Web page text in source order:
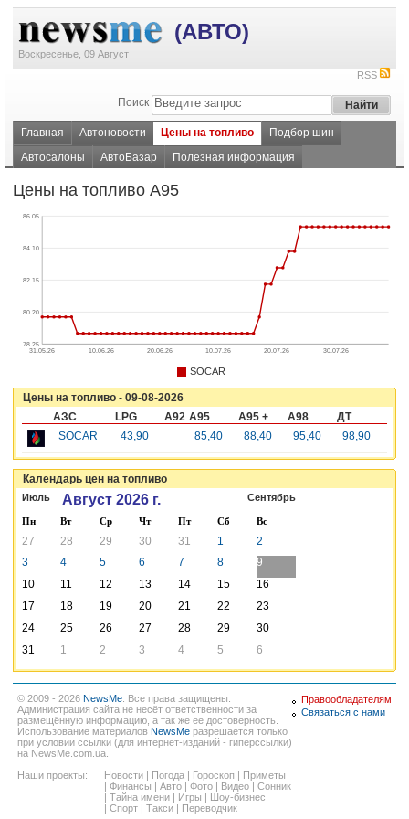
(АВТО)
Воскресенье, 09 Август
RSS
Поиск
Главная Автоновости Цены на топливо
Подбор шин
Автосалоны
АвтоБазар Полезная информация
Цены на топливо А95
78.25
80.20
82.15
84.10
86.05
31.05.26 10.06.26 20.06.26 10.07.26 20.07.26 30.07.26
SOCAR
Цены на топливо - 09-08-2026
АЗС
LPG A92 A95 A95 + A98
ДТ
SOCAR
43,90 85,40 88,40 95,40 98,90
Календарь цен на топливо
Июль Август 2026 г. Сентябрь
Пн Вт Ср Чт Пт Сб Вс
27 28 29 30 31 1
2
3
4 5 6 7 8
9
10
11 12 13 14 15
16
17
18 19 20 21 22
23
24
25 26 27 28 29
30
31
1 2 3 4 5 6
© 2009 - 2026 NewsMe . Все права защищены.
Администрация сайта не несёт ответственности за
размещённую информацию, а так же ее достоверность.
Использование материалов NewsMe разрешается только
при условии ссылки (для интернет-изданий - гиперссылки)
на NewsMe.com.ua.
Наши проекты:
Новости | Погода | Гороскоп | Приметы
| Финансы | Авто | Фото | Видео | Сонник
| Тайна имени | Игры | Шоу-бизнес
| Спорт | Такси | Переводчик
Правообладателям
Связаться с нами